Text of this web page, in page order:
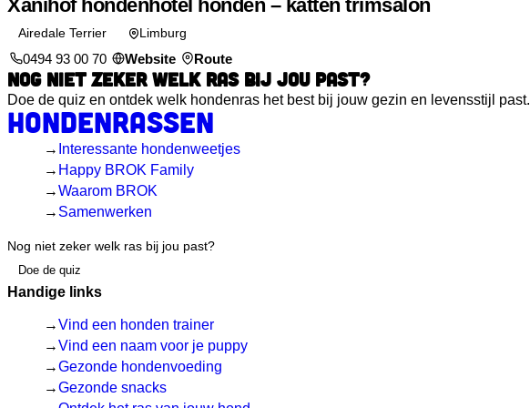
Xanihof hondenhotel honden – katten trimsalon
Airedale Terrier Limburg
0494 93 00 70 Website Route
NOG NIET ZEKER WELK RAS BIJ JOU PAST?
Doe de quiz en ontdek welk hondenras het best bij jouw gezin en levensstijl past.
Hondenrassen
Interessante hondenweetjes
Happy BROK Family
Waarom BROK
Samenwerken
Nog niet zeker welk ras bij jou past?
Doe de quiz
Handige links
Vind een honden trainer
Vind een naam voor je puppy
Gezonde hondenvoeding
Gezonde snacks